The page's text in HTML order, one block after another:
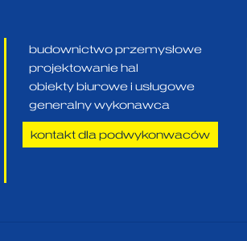
budownictwo przemysłowe
projektowanie hal
obiekty biurowe i usługowe
generalny wykonawca
kontakt dla podwykonwaców